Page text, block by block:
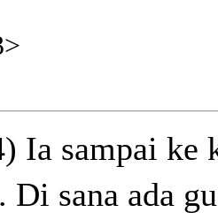
Ia sampai ke
Di sana ada